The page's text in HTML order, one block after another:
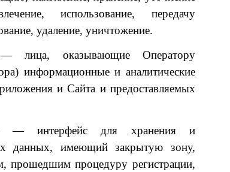
использование, передачу
удаление, уничтожение.
лица, оказывающие Оператору
информационные и аналитические
и Сайта и предоставляемых
— интерфейс для хранения и
данных, имеющий закрытую зону,
прошедшим процедуру регистрации,